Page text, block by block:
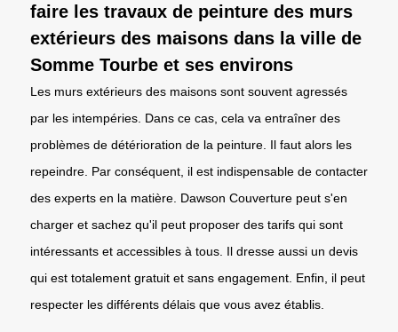
faire les travaux de peinture des murs
extérieurs des maisons dans la ville de
Somme Tourbe et ses environs
Les murs extérieurs des maisons sont souvent agressés
par les intempéries. Dans ce cas, cela va entraîner des
problèmes de détérioration de la peinture. Il faut alors les
repeindre. Par conséquent, il est indispensable de contacter
des experts en la matière. Dawson Couverture peut s'en
charger et sachez qu'il peut proposer des tarifs qui sont
intéressants et accessibles à tous. Il dresse aussi un devis
qui est totalement gratuit et sans engagement. Enfin, il peut
respecter les différents délais que vous avez établis.